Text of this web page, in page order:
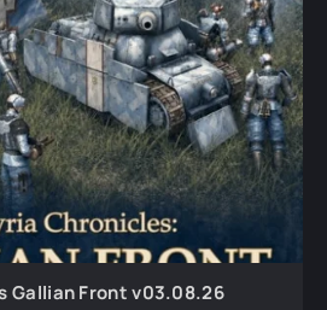
Gallian Front v03.08.26